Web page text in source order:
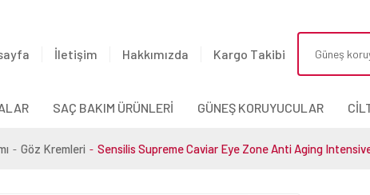
İletişim Hakkımızda Kargo Takibi
SAÇ BAKIM ÜRÜNLERİ GÜNEŞ KORUYUCULAR
Göz Kremleri Sensilis Supreme Caviar Eye Zone Anti Aging